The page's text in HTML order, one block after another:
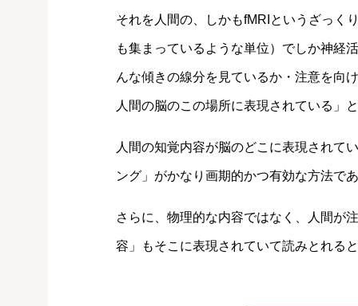
それを人間の、しかもfMRIというざっく
も集まっているような単位）でしか神経
んな傾きの線分を見ているか・注意を向
人間の脳のこの場所に表現されている」
人間の知覚内容が脳のどこに表現されて
ング」がかなり画期的かつ有効な方法で
さらに、物理的な内容ではなく、人間が
容」もそこに表現されていて読みとれる